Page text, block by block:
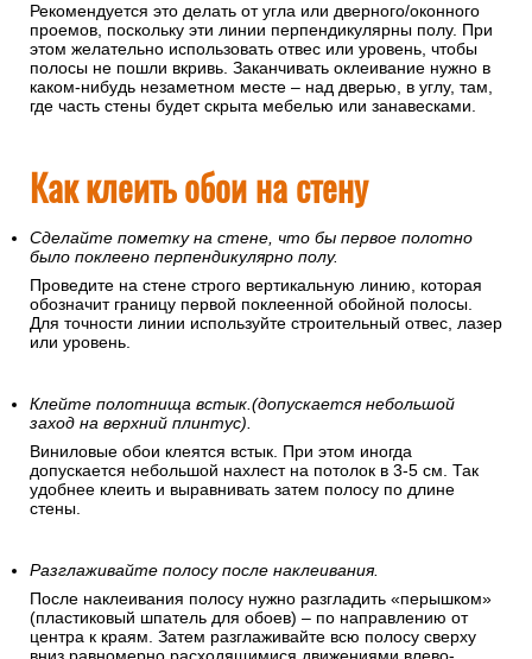
Рекомендуется это делать от угла или дверного/оконного
проемов, поскольку эти линии перпендикулярны полу. При
этом желательно использовать отвес или уровень, чтобы
полосы не пошли вкривь. Заканчивать оклеивание нужно в
каком-нибудь незаметном месте – над дверью, в углу, там,
где часть стены будет скрыта мебелью или занавесками.
Как клеить обои на стену
Сделайте пометку на стене, что бы первое полотно
было поклеено перпендикулярно полу.
Проведите на стене строго вертикальную линию, которая
обозначит границу первой поклеенной обойной полосы.
Для точности линии используйте строительный отвес, лазер
или уровень.
Клейте полотнища встык.(допускается небольшой
заход на верхний плинтус).
Виниловые обои клеятся встык. При этом иногда
допускается небольшой нахлест на потолок в 3-5 см. Так
удобнее клеить и выравнивать затем полосу по длине
стены.
Разглаживайте полосу после наклеивания.
После наклеивания полосу нужно разгладить «перышком»
(пластиковый шпатель для обоев) – по направлению от
центра к краям. Затем разглаживайте всю полосу сверху